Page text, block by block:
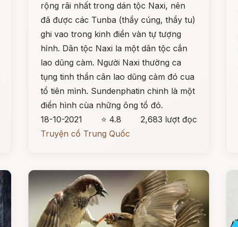
rộng rãi nhất trong dán tộc Naxi, nên
đã được các Tunba (thầy cúng, thầy tu)
ghi vao trong kinh điển vàn tự tượng
hỉnh. Dân tộc Naxi la một dân tộc cắn
lao dũng càm. Người Naxi thường ca
tụng tinh thần cân lao dũng cảm đó cua
tổ tiên mình. Sundenphatin chinh là một
điển hình cùa những ông tổ đó.
18-10-2021
⭐ 4.8
2,683 lượt đọc
Truyện cổ Trung Quốc